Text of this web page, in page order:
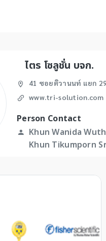
ไตร โซลูชั่น บจก.
41 ซอยติวานนท์ แยก
www.tri-solution.com
Person Contact
Khun Wanida
Khun Tikumporn